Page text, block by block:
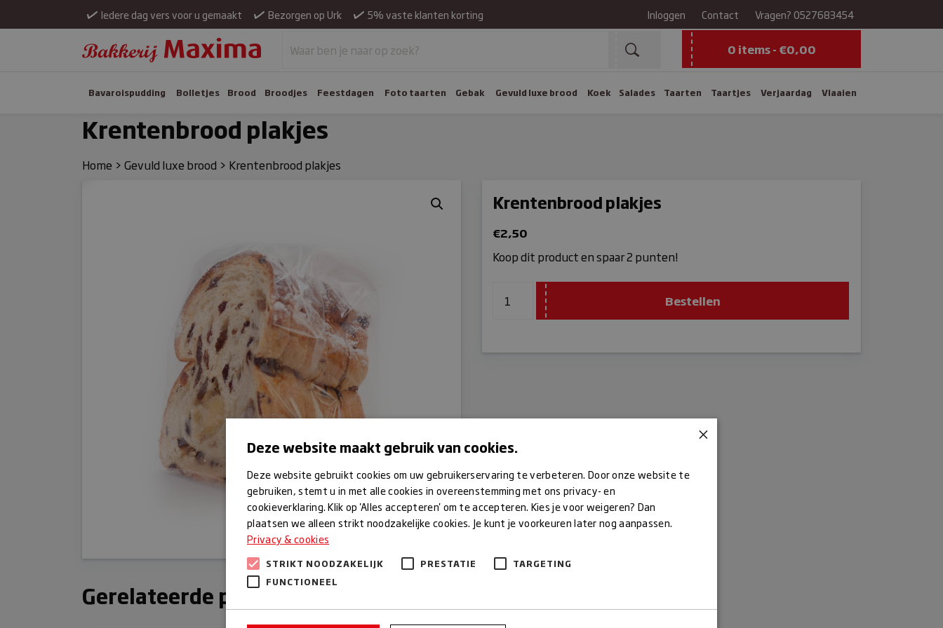
Iedere dag vers voor u gemaakt Bezorgen op Urk 5% vaste klanten korting Inloggen Contact Vragen? 0527683454
0 items - €0,00
Bavaroispudding Bolletjes Brood Broodjes Feestdagen Foto taarten Gebak Gevuld luxe brood Koek Salades Taarten Taartjes Verjaardag Vlaaien
Krentenbrood plakjes
Home > Gevuld luxe brood > Krentenbrood plakjes
Krentenbrood plakjes
€2,50
Koop dit product en spaar 2 punten!
Bestellen
Gerelateerde producten
×
Deze website maakt gebruik van cookies.
Deze website gebruikt cookies om uw gebruikerservaring te verbeteren. Door onze website te
gebruiken, stemt u in met alle cookies in overeenstemming met ons privacy- en
cookieverklaring. Klik op 'Alles accepteren' om te accepteren. Kies je voor weigeren? Dan
plaatsen we alleen strikt noodzakelijke cookies. Je kunt je voorkeuren later nog aanpassen.
Privacy & cookies
STRIKT NOODZAKELIJK PRESTATIE
TARGETING
FUNCTIONEEL